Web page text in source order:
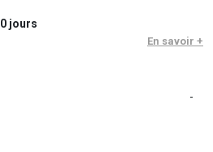
jours
En savoir +
-